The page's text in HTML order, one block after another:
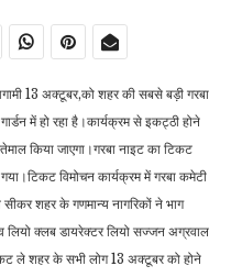
13 अक्टूबर,को शहर की सबसे बड़ी गरबा
में हो रहा है।कार्यक्रम से इकट्ठी होने
किया जाएगा।गरबा नाइट का टिकट
विमोचन कार्यक्रम में गरबा कमेटी
शहर के गणमान्य नागरिकों ने भाग
लियो क्लब डायरेक्टर लियो सज्जन अग्रवाल
ले शहर के सभी लोग 13 अक्टूबर को होने